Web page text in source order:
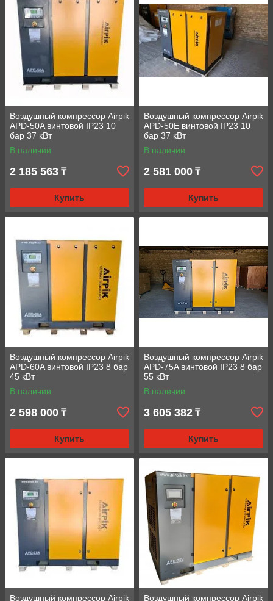
Воздушный компрессор Airpik
APD-50A винтовой IP23 10
бар 37 кВт
В наличии
2 185 563 ₸
Купить
Воздушный компрессор Airpik
APD-50E винтовой IP23 10
бар 37 кВт
В наличии
2 581 000 ₸
Купить
Воздушный компрессор Airpik
APD-60A винтовой IP23 8 бар
45 кВт
В наличии
2 598 000 ₸
Купить
Воздушный компрессор Airpik
APD-75A винтовой IP23 8 бар
55 кВт
В наличии
3 605 382 ₸
Купить
Воздушный компрессор Airpik
Воздушный компрессор Airpik